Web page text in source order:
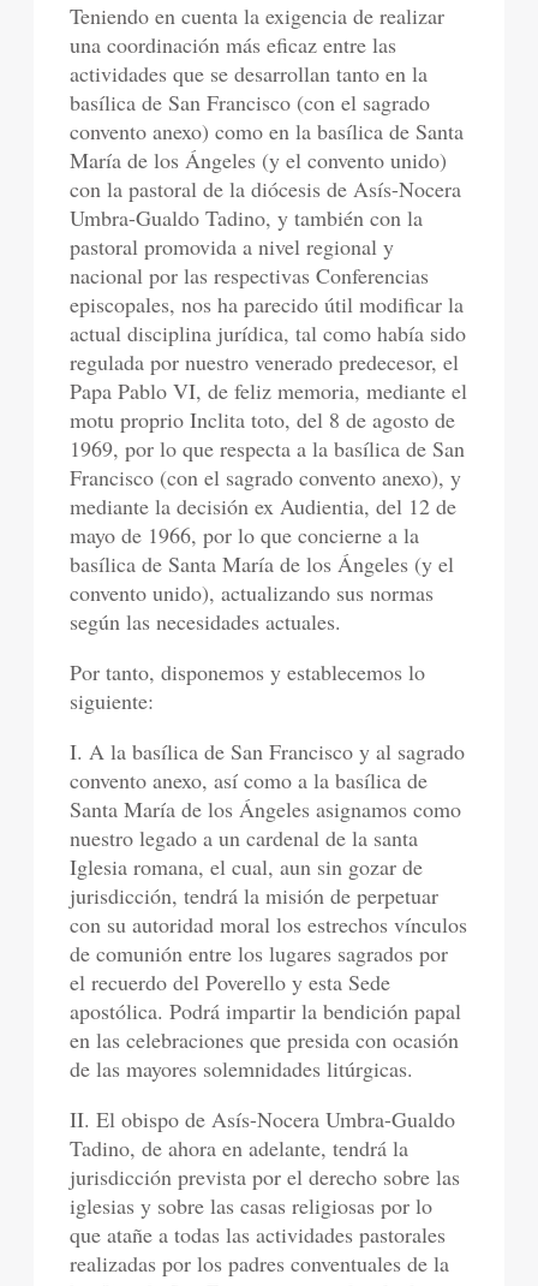
Teniendo en cuenta la exigencia de realizar
una coordinación más eficaz entre las
actividades que se desarrollan tanto en la
basílica de San Francisco (con el sagrado
convento anexo) como en la basílica de Santa
María de los Ángeles (y el convento unido)
con la pastoral de la diócesis de Asís-Nocera
Umbra-Gualdo Tadino, y también con la
pastoral promovida a nivel regional y
nacional por las respectivas Conferencias
episcopales, nos ha parecido útil modificar la
actual disciplina jurídica, tal como había sido
regulada por nuestro venerado predecesor, el
Papa Pablo VI, de feliz memoria, mediante el
motu proprio Inclita toto, del 8 de agosto de
1969, por lo que respecta a la basílica de San
Francisco (con el sagrado convento anexo), y
mediante la decisión ex Audientia, del 12 de
mayo de 1966, por lo que concierne a la
basílica de Santa María de los Ángeles (y el
convento unido), actualizando sus normas
según las necesidades actuales.
Por tanto, disponemos y establecemos lo
siguiente:
I. A la basílica de San Francisco y al sagrado
convento anexo, así como a la basílica de
Santa María de los Ángeles asignamos como
nuestro legado a un cardenal de la santa
Iglesia romana, el cual, aun sin gozar de
jurisdicción, tendrá la misión de perpetuar
con su autoridad moral los estrechos vínculos
de comunión entre los lugares sagrados por
el recuerdo del Poverello y esta Sede
apostólica. Podrá impartir la bendición papal
en las celebraciones que presida con ocasión
de las mayores solemnidades litúrgicas.
II. El obispo de Asís-Nocera Umbra-Gualdo
Tadino, de ahora en adelante, tendrá la
jurisdicción prevista por el derecho sobre las
iglesias y sobre las casas religiosas por lo
que atañe a todas las actividades pastorales
realizadas por los padres conventuales de la